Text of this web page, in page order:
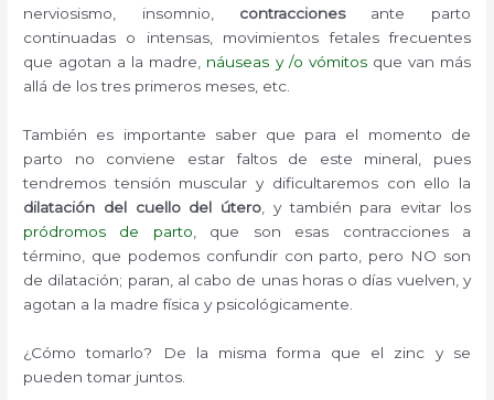
nerviosismo, insomnio, contraccionesante parto
continuadas o intensas, movimientos fetales frecuentes
que agotan a la madre, náuseas y /o vómitosque van más
allá de los tres primeros meses, etc.
También es importante saber que para el momento de
parto no conviene estar faltos de este mineral, pues
tendremos tensión muscular y dificultaremos con ello la
dilatación del cuello del útero , y también para evitar los
pródromos de parto , que son esas contracciones a
término, que podemos confundir con parto, pero NO son
de dilatación; paran, al cabo de unas horas o días vuelven, y
agotan a la madre física y psicológicamente.
¿Cómo tomarlo? De la misma forma que el zinc y se
pueden tomar juntos.